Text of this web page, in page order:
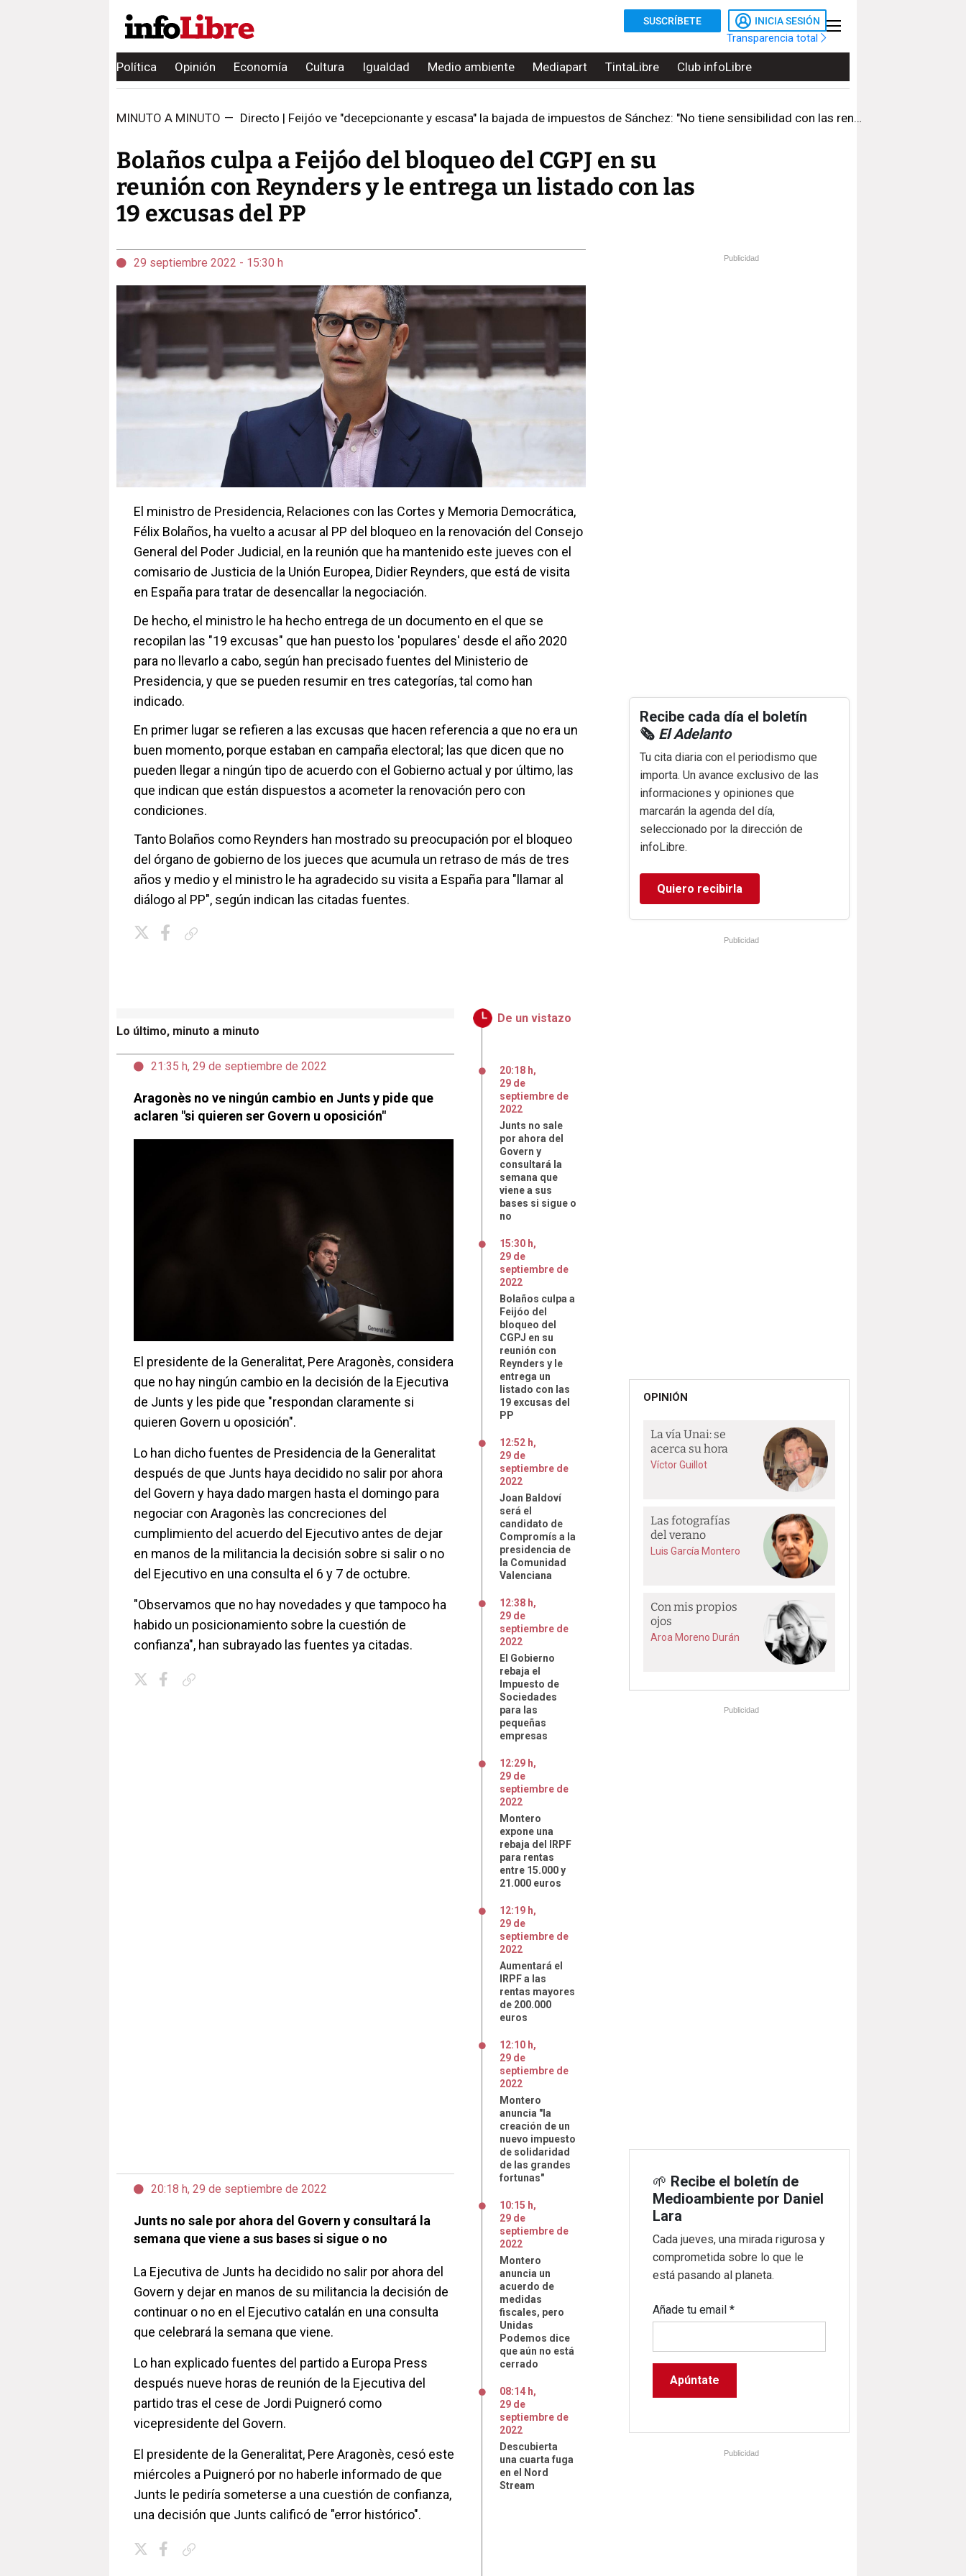
SUSCRÍBETE INICIA SESIÓN
Transparencia total
Política Opinión Economía Cultura Igualdad Medio ambiente Mediapart TintaLibre Club infoLibre
MINUTO A MINUTO — Directo | Feijóo ve "decepcionante y escasa" la bajada de impuestos de Sánchez: "No tiene sensibilidad con las rentas bajas"
Bolaños culpa a Feijóo del bloqueo del CGPJ en su
reunión con Reynders y le entrega un listado con las
19 excusas del PP
29 septiembre 2022 - 15:30 h
El ministro de Presidencia, Relaciones con las Cortes y Memoria Democrática,
Félix Bolaños, ha vuelto a acusar al PP del bloqueo en la renovación del Consejo
General del Poder Judicial, en la reunión que ha mantenido este jueves con el
comisario de Justicia de la Unión Europea, Didier Reynders, que está de visita
en España para tratar de desencallar la negociación.
De hecho, el ministro le ha hecho entrega de un documento en el que se
recopilan las "19 excusas" que han puesto los 'populares' desde el año 2020
para no llevarlo a cabo, según han precisado fuentes del Ministerio de
Presidencia, y que se pueden resumir en tres categorías, tal como han
indicado.
En primer lugar se refieren a las excusas que hacen referencia a que no era un
buen momento, porque estaban en campaña electoral; las que dicen que no
pueden llegar a ningún tipo de acuerdo con el Gobierno actual y por último, las
que indican que están dispuestos a acometer la renovación pero con
condiciones.
Tanto Bolaños como Reynders han mostrado su preocupación por el bloqueo
del órgano de gobierno de los jueces que acumula un retraso de más de tres
años y medio y el ministro le ha agradecido su visita a España para "llamar al
diálogo al PP", según indican las citadas fuentes.
Lo último, minuto a minuto
21:35 h, 29 de septiembre de 2022
Aragonès no ve ningún cambio en Junts y pide que
aclaren "si quieren ser Govern u oposición"
El presidente de la Generalitat, Pere Aragonès, considera
que no hay ningún cambio en la decisión de la Ejecutiva
de Junts y les pide que "respondan claramente si
quieren Govern u oposición".
Lo han dicho fuentes de Presidencia de la Generalitat
después de que Junts haya decidido no salir por ahora
del Govern y haya dado margen hasta el domingo para
negociar con Aragonès las concreciones del
cumplimiento del acuerdo del Ejecutivo antes de dejar
en manos de la militancia la decisión sobre si salir o no
del Ejecutivo en una consulta el 6 y 7 de octubre.
"Observamos que no hay novedades y que tampoco ha
habido un posicionamiento sobre la cuestión de
confianza", han subrayado las fuentes ya citadas.
20:18 h, 29 de septiembre de 2022
Junts no sale por ahora del Govern y consultará la
semana que viene a sus bases si sigue o no
La Ejecutiva de Junts ha decidido no salir por ahora del
Govern y dejar en manos de su militancia la decisión de
continuar o no en el Ejecutivo catalán en una consulta
que celebrará la semana que viene.
Lo han explicado fuentes del partido a Europa Press
después nueve horas de reunión de la Ejecutiva del
partido tras el cese de Jordi Puigneró como
vicepresidente del Govern.
El presidente de la Generalitat, Pere Aragonès, cesó este
miércoles a Puigneró por no haberle informado de que
Junts le pediría someterse a una cuestión de confianza,
una decisión que Junts calificó de "error histórico".
De un vistazo
20:18 h,
29 de
septiembre de
2022
Junts no sale
por ahora del
Govern y
consultará la
semana que
viene a sus
bases si sigue o
no
15:30 h,
29 de
septiembre de
2022
Bolaños culpa a
Feijóo del
bloqueo del
CGPJ en su
reunión con
Reynders y le
entrega un
listado con las
19 excusas del
PP
12:52 h,
29 de
septiembre de
2022
Joan Baldoví
será el
candidato de
Compromís a la
presidencia de
la Comunidad
Valenciana
12:38 h,
29 de
septiembre de
2022
El Gobierno
rebaja el
Impuesto de
Sociedades
para las
pequeñas
empresas
12:29 h,
29 de
septiembre de
2022
Montero
expone una
rebaja del IRPF
para rentas
entre 15.000 y
21.000 euros
12:19 h,
29 de
septiembre de
2022
Aumentará el
IRPF a las
rentas mayores
de 200.000
euros
12:10 h,
29 de
septiembre de
2022
Montero
anuncia "la
creación de un
nuevo impuesto
de solidaridad
de las grandes
fortunas"
10:15 h,
29 de
septiembre de
2022
Montero
anuncia un
acuerdo de
medidas
fiscales, pero
Unidas
Podemos dice
que aún no está
cerrado
08:14 h,
29 de
septiembre de
2022
Descubierta
una cuarta fuga
en el Nord
Stream
Publicidad
Recibe cada día el boletín
🗞️ El Adelanto
Tu cita diaria con el periodismo que
importa. Un avance exclusivo de las
informaciones y opiniones que
marcarán la agenda del día,
seleccionado por la dirección de
infoLibre.
Quiero recibirla
Publicidad
OPINIÓN
La vía Unai: se
acerca su hora
Víctor Guillot
Las fotografías
del verano
Luis García Montero
Con mis propios
ojos
Aroa Moreno Durán
Publicidad
🌱 Recibe el boletín de
Medioambiente por Daniel
Lara
Cada jueves, una mirada rigurosa y
comprometida sobre lo que le
está pasando al planeta.
Añade tu email*
Publicidad